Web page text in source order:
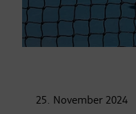
25. November 2024